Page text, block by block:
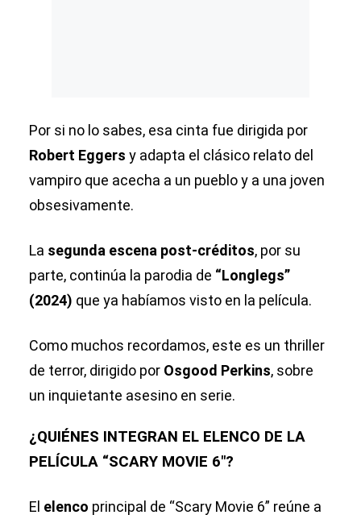
Por si no lo sabes, esa cinta fue dirigida por
Robert Eggers y adapta el clásico relato del
vampiro que acecha a un pueblo y a una joven
obsesivamente.
La segunda escena post-créditos, por su
parte, continúa la parodia de “Longlegs”
(2024) que ya habíamos visto en la película.
Como muchos recordamos, este es un thriller
de terror, dirigido por Osgood Perkins, sobre
un inquietante asesino en serie.
¿QUIÉNES INTEGRAN EL ELENCO DE LA
PELÍCULA “SCARY MOVIE 6″?
El elenco principal de “Scary Movie 6” reúne a